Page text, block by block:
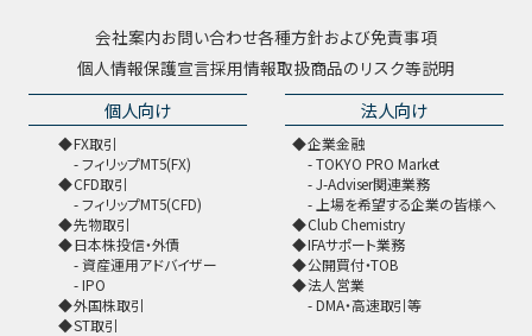
会社案内お問い合わせ各種方針および免責事項
個人情報保護宣言採用情報取扱商品のリスク等説明
個人向け
FX取引
フィリップMT5(FX)
CFD取引
フィリップMT5(CFD)
先物取引
日本株投信・外債
資産運用アドバイザー
IPO
外国株取引
ST取引
法人向け
企業金融
TOKYO PRO Market
J-Adviser関連業務
上場を希望する企業の皆様へ
Club Chemistry
IFAサポート業務
公開買付・TOB
法人営業
DMA・高速取引等